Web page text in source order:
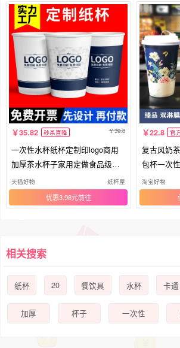
35.82 秒杀直降 39.8
一次性水杯纸杯定制印logo商用
加厚茶水杯子家用定做食品级咖
啡杯
天猫好物 纸杯屋
优惠3.98元
22.8 官
复古风奶
包杯一次
盖
淘宝好物
相关搜索
纸杯 20 餐饮具 水杯 卡通
加厚 杯子 一次性